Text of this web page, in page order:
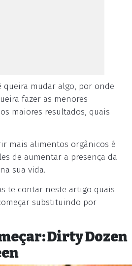
queira mudar algo, por onde
fazer as menores
maiores resultados, quais
mais alimentos orgânicos é
de aumentar a presença da
sua vida.
te contar neste artigo quais
substituindo por
Dirty Dozen